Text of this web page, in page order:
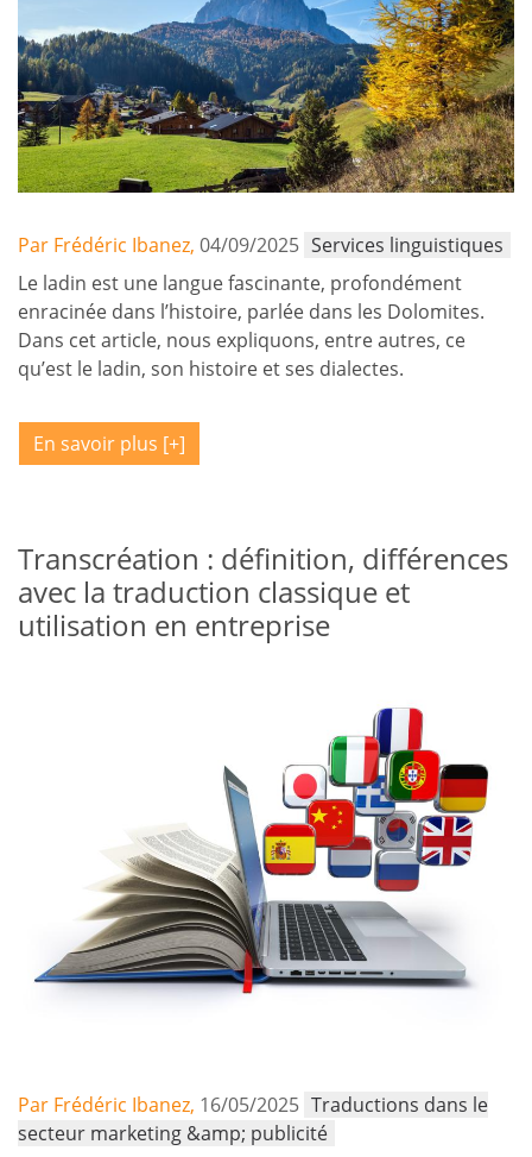
Par Frédéric Ibanez, 04/09/2025 Services linguistiques
Le ladin est une langue fascinante, profondément
enracinée dans l’histoire, parlée dans les Dolomites.
Dans cet article, nous expliquons, entre autres, ce
qu’est le ladin, son histoire et ses dialectes.
En savoir plus
Transcréation : définition, différences
avec la traduction classique et
utilisation en entreprise
Par Frédéric Ibanez, 16/05/2025 Traductions dans le
secteur marketing &amp; publicité